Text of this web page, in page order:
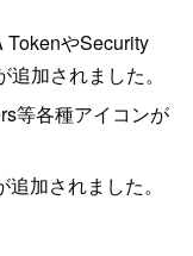
TokenやSecurity
加されました。
等各種アイコンが
加されました。